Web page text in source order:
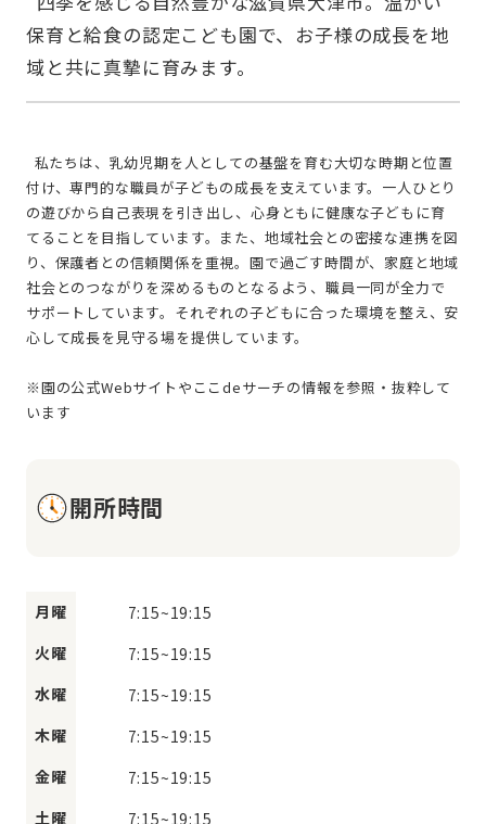
保育と給食の認定こども園で、お子様の成長を地
付け、専門的な職員が子どもの成長を支えています。一人ひとり
の遊びから自己表現を引き出し、心身ともに健康な子どもに育
てることを目指しています。また、地域社会との密接な連携を図
り、保護者との信頼関係を重視。園で過ごす時間が、家庭と地域
社会とのつながりを深めるものとなるよう、職員一同が全力で
サポートしています。それぞれの子どもに合った環境を整え、安
心して成長を見守る場を提供しています。
※園の公式Webサイトやここdeサーチの情報を参照・抜粋して
開所時間
月曜 7:15~19:15
火曜
7:15~19:15
水曜
7:15~19:15
木曜
7:15~19:15
金曜
7:15~19:15
土曜
7:15~19:15